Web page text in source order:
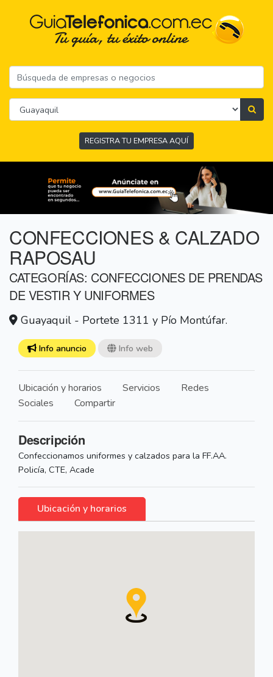
REGISTRA TU EMPRESA AQUÍ
CONFECCIONES & CALZADO
RAPOSAU
CATEGORÍAS: CONFECCIONES DE PRENDAS
DE VESTIR Y UNIFORMES
Guayaquil - Portete 1311 y Pío Montúfar.
Info anuncio Info web
Ubicación y horarios Servicios
Redes
Sociales
Compartir
Descripción
Confeccionamos uniformes y calzados para la FF.AA.
Policía, CTE, Acade
Ubicación y horarios